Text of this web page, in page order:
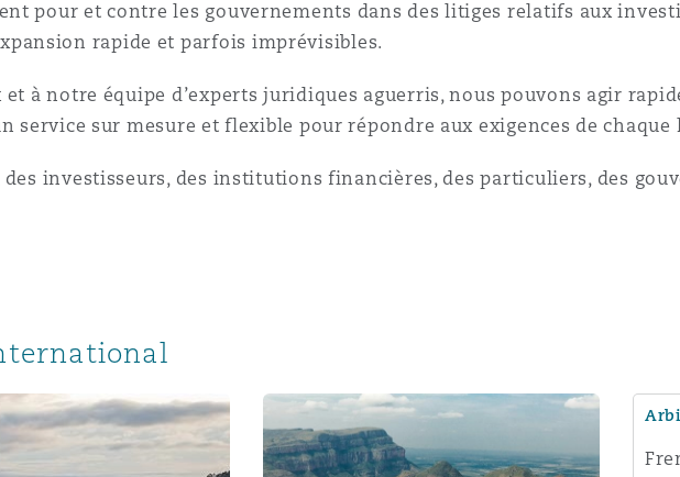
rappel de
pour et contre les gouvernements dans des litiges relatifs aux
rapide et parfois imprévisibles.
et à notre équipe d’experts juridiques aguerris, nous pouvons agir
service sur mesure et flexible pour répondre aux exigences de chaque
investisseurs, des institutions financières, des particuliers, des